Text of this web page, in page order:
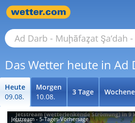
Das Wetter heute in Ad
Heute
09.08.
Morgen
10.08.
3 Tage
Jetstream - 5-Tages-Vorhersage